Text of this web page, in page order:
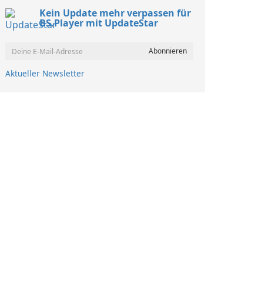
Kein Update mehr verpassen für
BS.Player mit UpdateStar
Aktueller Newsletter